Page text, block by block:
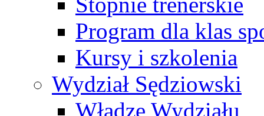
Program dla klas
Kursy i szkolenia
Wydział Sędziowski
Władze Wydziału